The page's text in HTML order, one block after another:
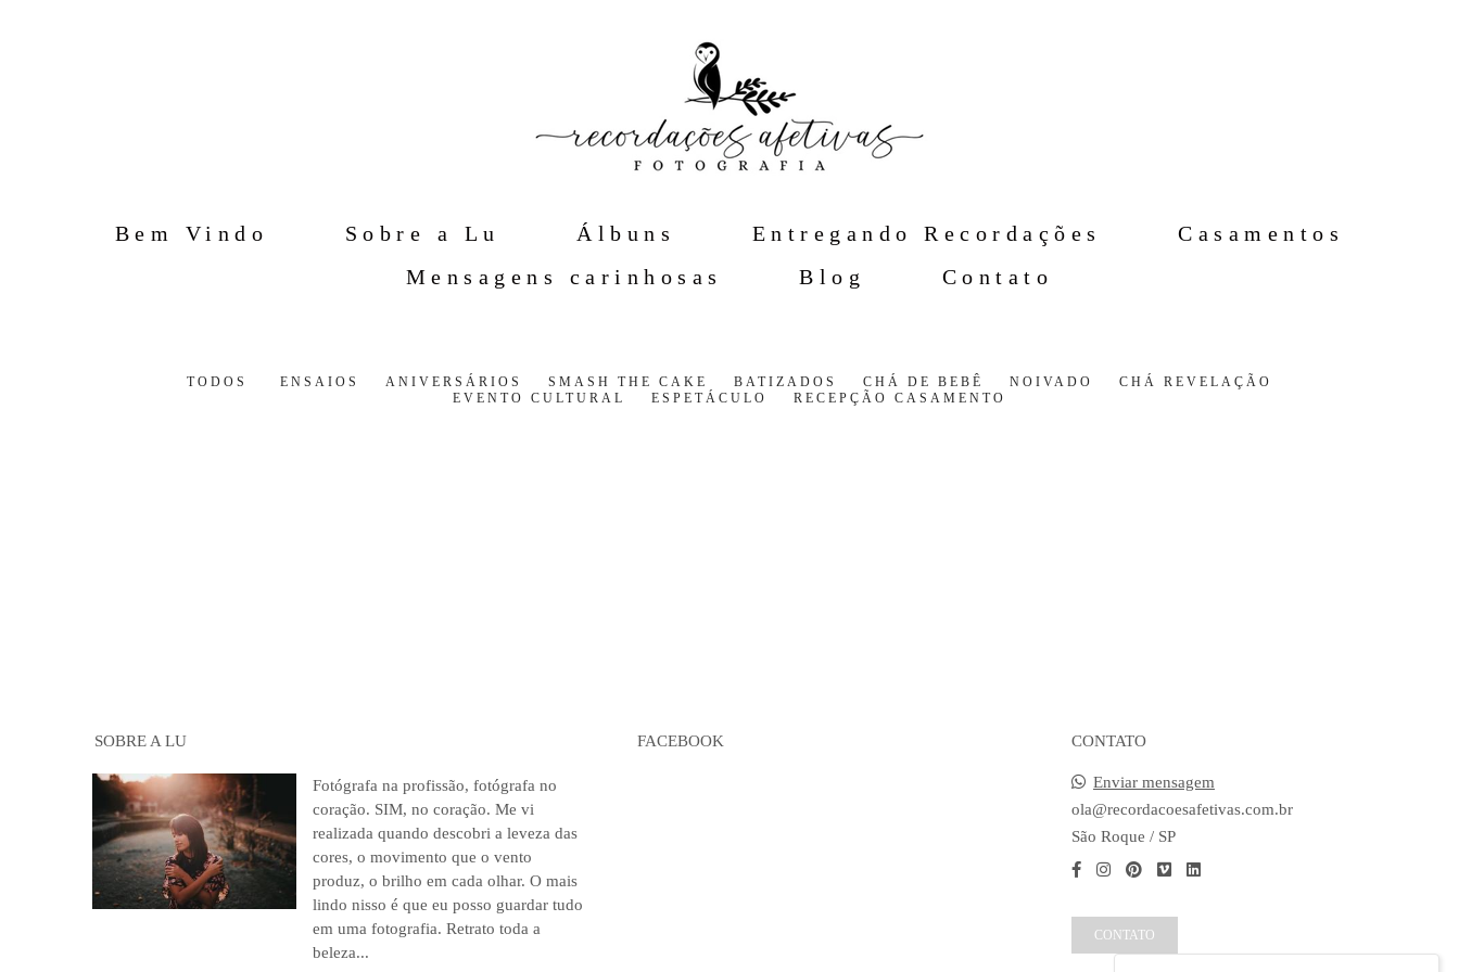
Bem Vindo Sobre a Lu Álbuns Entregando Recordações
Casamentos
Mensagens carinhosas
Blog Contato
TODOS ENSAIOS ANIVERSÁRIOS SMASH THE CAKE BATIZADOS CHÁ DE BEBÊ NOIVADO
CHÁ REVELAÇÃO
EVENTO CULTURAL
ESPETÁCULO RECEPÇÃO CASAMENTO
SOBRE A LU
Fotógrafa na profissão, fotógrafa no
coração. SIM, no coração. Me vi
realizada quando descobri a leveza das
cores, o movimento que o vento
produz, o brilho em cada olhar. O mais
lindo nisso é que eu posso guardar tudo
em uma fotografia. Retrato toda a
beleza...
FACEBOOK CONTATO
Enviar mensagem
ola@recordacoesafetivas.com.br
São Roque / SP
CONTATO